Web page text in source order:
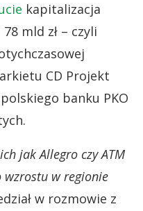
kapitalizacja
mld zł – czyli
CD Projekt
banku PKO
jak Allegro czy ATM
wzrostu w regionie
w rozmowie z